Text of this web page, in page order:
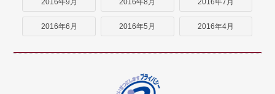
2016年6月 2016年5月 2016年4月